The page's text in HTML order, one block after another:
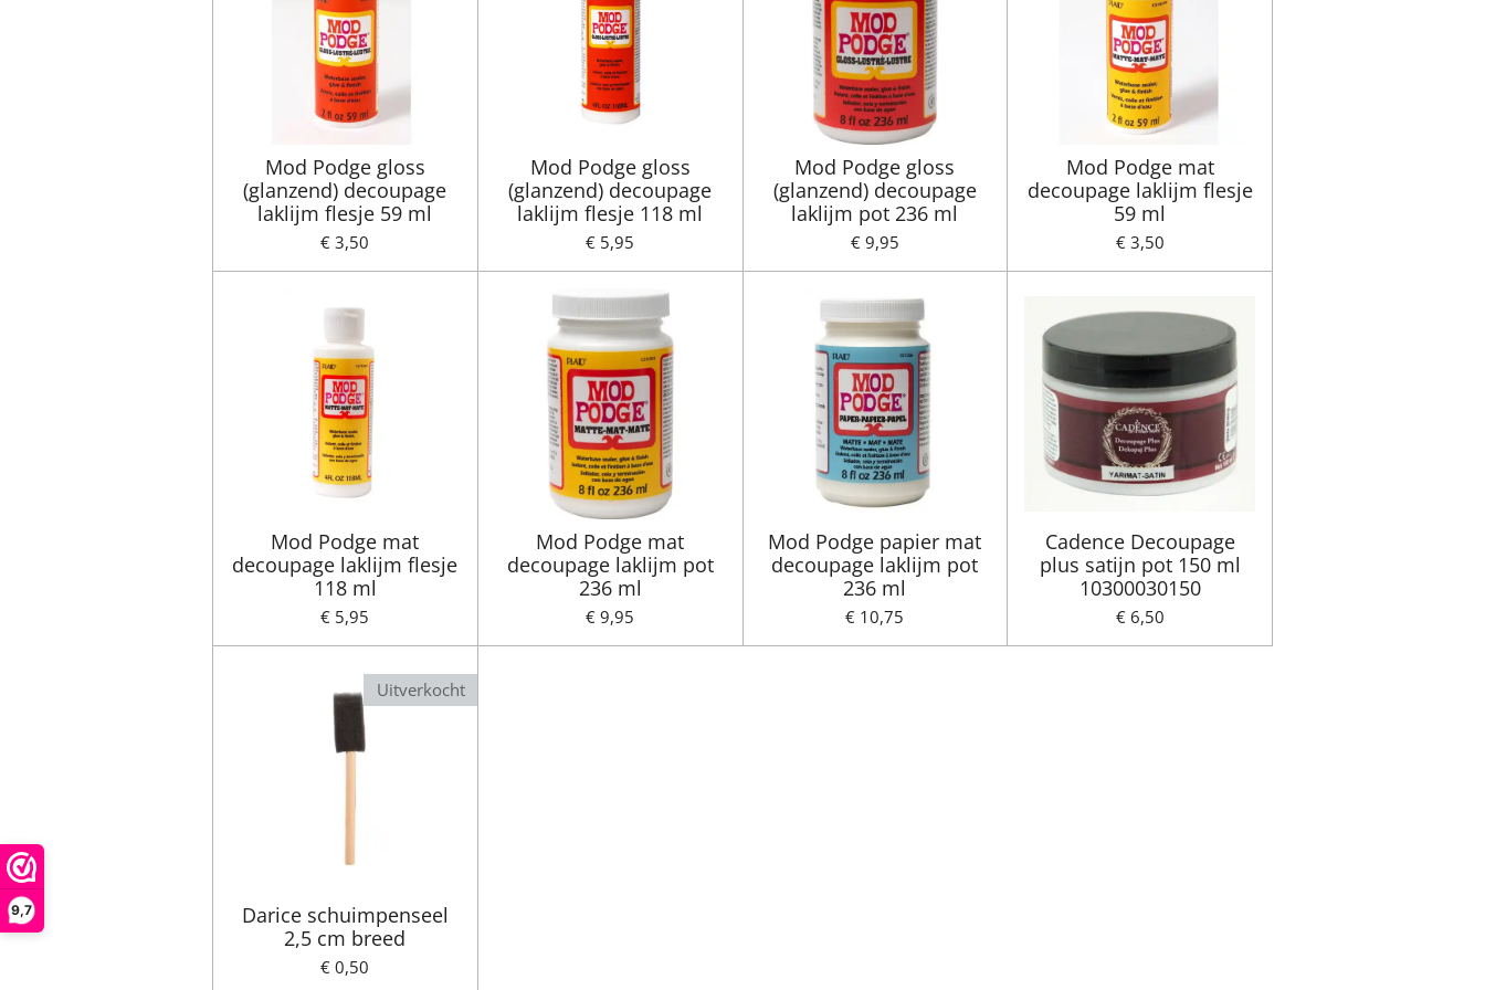
9,7
Mod Podge gloss
(glanzend) decoupage
laklijm flesje 59 ml
€ 3,50
Mod Podge gloss
(glanzend) decoupage
laklijm flesje 118 ml
€ 5,95
Mod Podge gloss
(glanzend) decoupage
laklijm pot 236 ml
€ 9,95
Mod Podge mat
decoupage laklijm flesje
59 ml
€ 3,50
Mod Podge mat
decoupage laklijm flesje
118 ml
€ 5,95
Mod Podge mat
decoupage laklijm pot
236 ml
€ 9,95
Mod Podge papier mat
decoupage laklijm pot
236 ml
€ 10,75
Cadence Decoupage
plus satijn pot 150 ml
10300030150
€ 6,50
Uitverkocht
Darice schuimpenseel
2,5 cm breed
€ 0,50